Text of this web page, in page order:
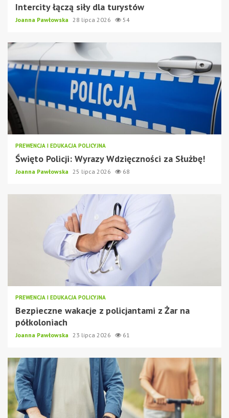
Intercity łączą siły dla turystów
Joanna Pawłowska 28 lipca 2026 54
PREWENCJA I EDUKACJA POLICYJNA
Święto Policji: Wyrazy Wdzięczności za Służbę!
Joanna Pawłowska 25 lipca 2026 68
PREWENCJA I EDUKACJA POLICYJNA
Bezpieczne wakacje z policjantami z Żar na
półkoloniach
Joanna Pawłowska 23 lipca 2026 61